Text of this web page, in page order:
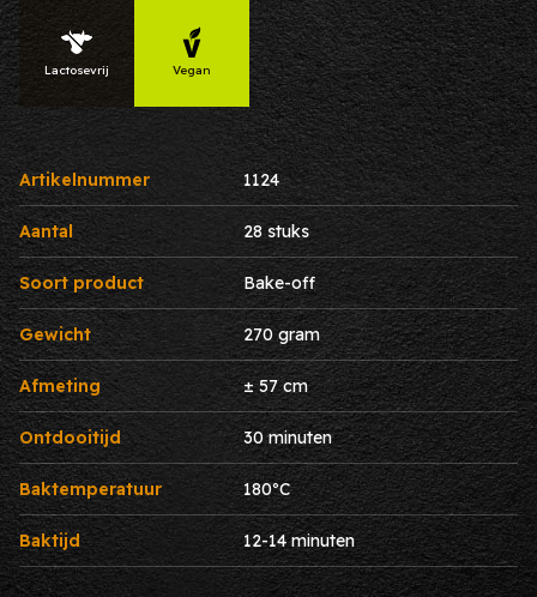
Lactosevrij Vegan
Artikelnummer 1124
Aantal 28 stuks
Soort product Bake-off
Gewicht 270 gram
Afmeting ± 57 cm
Ontdooitijd 30 minuten
Baktemperatuur 180ºC
Baktijd 12-14 minuten